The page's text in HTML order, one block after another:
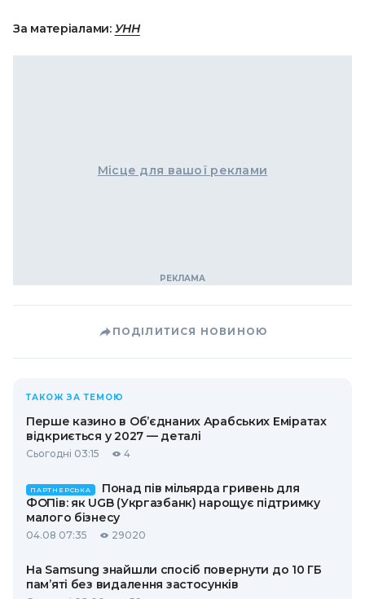
За матеріалами: УНН
Місце для вашої реклами
ПОДІЛИТИСЯ НОВИНОЮ
ТАКОЖ ЗА ТЕМОЮ
Перше казино в Об’єднаних Арабських Еміратах
відкриється у 2027 — деталі
Сьогодні 03:15 4
ПАРТНЕРСЬКА
Понад пів мільярда гривень для
ФОПів: як UGB (Укргазбанк) нарощує підтримку
малого бізнесу
04.08 07:35 29020
На Samsung знайшли спосіб повернути до 10 ГБ
пам’яті без видалення застосунків